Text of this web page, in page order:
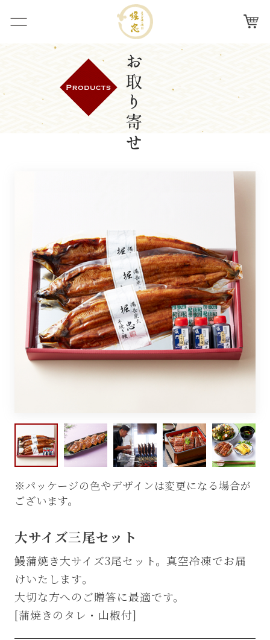
焼き鰻
堀忠
手焼き鰻へのこだわり
店舗紹介
お問い合わせ
カート ログイン ガイド
大サイズ三尾セット
鰻蒲焼き大サイズ3尾セット。真空冷凍でお届
けいたします。
大切な方へのご贈答に最適です。
[蒲焼きのタレ・山椒付]
※パッケージの色やデザインは変更になる場合が
ございます。